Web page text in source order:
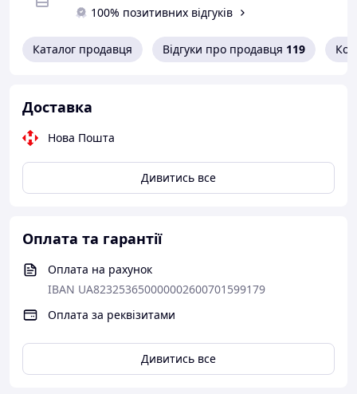
100% позитивних відгуків
Каталог продавця Відгуки про продавця 119
Доставка
Нова Пошта
Дивитись все
Оплата та гарантії
Оплата на рахунок
IBAN UA823253650000002600701599179
Оплата за реквізитами
Дивитись все